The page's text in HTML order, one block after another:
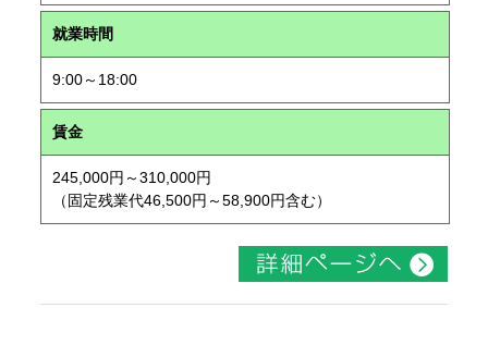
就業時間
9:00～18:00
賃金
245,000円～310,000円
（固定残業代46,500円～58,900円含む）